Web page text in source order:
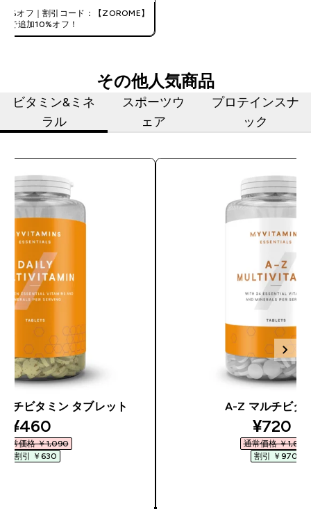
オフ｜割引コード：【ZOROME】
で追加10%オフ！
その他人気商品
ビタミン&ミネ
ラル
スポーツウ
ェア
プロテインスナ
ック
チビタミン タブレット
discounted price
¥460‎
通常価格 ￥1,090‎
割引 ￥630‎
A-Z マルチビタ
¥720‎
通常価格 ￥1,690‎
割引 ￥970‎